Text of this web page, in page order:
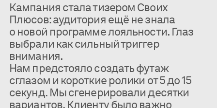
Кампания стала тизером Своих
Плюсов: аудитория ещё не знала
о новой программе лояльности. Глаз
выбрали как сильный триггер
внимания.
Нам предстояло создать футаж
сглазом и короткие ролики от 5 до 15
секунд. Мы сгенерировали десятки
вариантов. Клиенту было важно